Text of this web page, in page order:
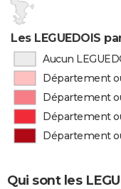
Les LEGUEDOIS
Aucun
Département
Département
Département
Département
Qui sont les